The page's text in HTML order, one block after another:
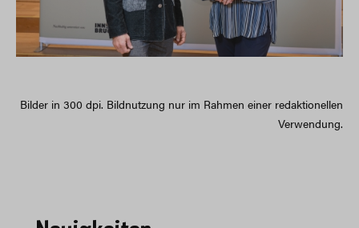
Bilder in 300 dpi. Bildnutzung nur im Rahmen einer redaktionellen
Verwendung.